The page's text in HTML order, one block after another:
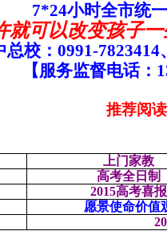
7*24小时全市统
就可以改变孩子
校： 0991-7823414、
【服务监督电话：
推荐阅读
上门家教
高考全日制
2015高考喜报
愿景使命价值